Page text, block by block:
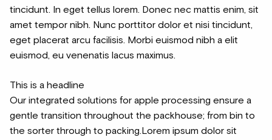
tincidunt. In eget tellus lorem. Donec nec mattis enim, sit
amet tempor nibh. Nunc porttitor dolor et nisi tincidunt,
eget placerat arcu facilisis. Morbi euismod nibh a elit
euismod, eu venenatis lacus maximus.
This is a headline
Our integrated solutions for apple processing ensure a
gentle transition throughout the packhouse; from bin to
the sorter through to packing.Lorem ipsum dolor sit